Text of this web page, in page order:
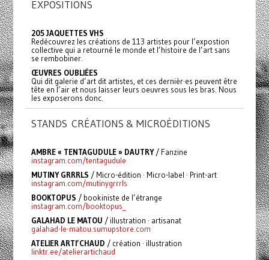
EXPOSITIONS
205 JAQUETTES VHS
Redécouvrez les créations de 113 artistes pour l’expostion
collective qui a retourné le monde et l’histoire de l’art sans
se rembobiner.
ŒUVRES OUBLIÉES
Qui dit galerie d’art dit artistes, et ces dernièr·es peuvent être
tête en l’air et nous laisser leurs oeuvres sous les bras. Nous
les exposerons donc.
STANDS CRÉATIONS & MICROÉDITIONS
AMBRE « TENTAGUDULE » DAUTRY/ Fanzine
instagram.com/tentagudule
MUTINY GRRRLS / Micro-édition · Micro-label · Print-art
instagram.com/mutinygrrrls
BOOKTOPUS / bookiniste de l’étrange
instagram.com/booktopus_
GALAHAD LE MATOU / illustration · artisanat
galahad-le-matou.sumupstore.com
ATELIER ARTI’CHAUD / création · illustration
linktr.ee/atelierartichaud